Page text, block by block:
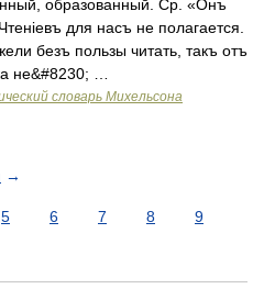
образованный. Ср. «Онъ
для насъ не полагается.
безъ пользы читать, такъ отъ
не&#8230; …
словарь Михельсона
→
5 6 7 8
9